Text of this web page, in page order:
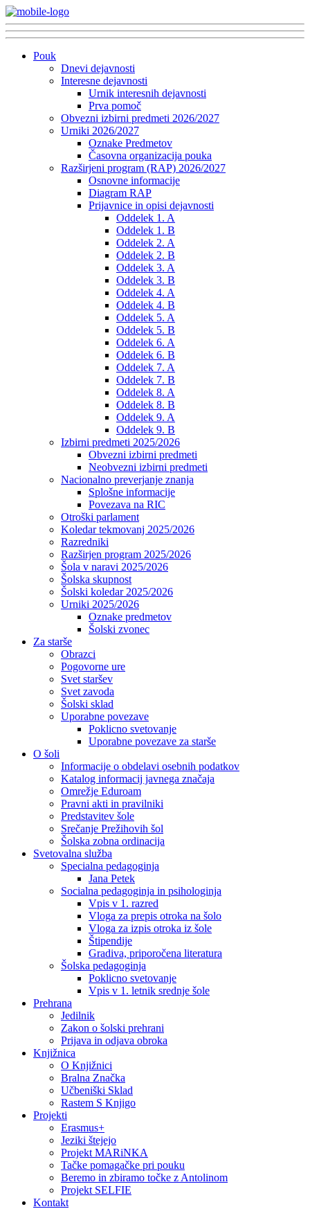
Pouk
Dnevi dejavnosti
Interesne dejavnosti
Urnik interesnih dejavnosti
Prva pomoč
Obvezni izbirni predmeti 2026/2027
Urniki 2026/2027
Oznake Predmetov
Časovna organizacija pouka
Razširjeni program (RAP) 2026/2027
Osnovne informacije
Diagram RAP
Prijavnice in opisi dejavnosti
Oddelek 1. A
Oddelek 1. B
Oddelek 2. A
Oddelek 2. B
Oddelek 3. A
Oddelek 3. B
Oddelek 4. A
Oddelek 4. B
Oddelek 5. A
Oddelek 5. B
Oddelek 6. A
Oddelek 6. B
Oddelek 7. A
Oddelek 7. B
Oddelek 8. A
Oddelek 8. B
Oddelek 9. A
Oddelek 9. B
Izbirni predmeti 2025/2026
Obvezni izbirni predmeti
Neobvezni izbirni predmeti
Nacionalno preverjanje znanja
Splošne informacije
Povezava na RIC
Otroški parlament
Koledar tekmovanj 2025/2026
Razredniki
Razširjen program 2025/2026
Šola v naravi 2025/2026
Šolska skupnost
Šolski koledar 2025/2026
Urniki 2025/2026
Oznake predmetov
Šolski zvonec
Za starše
Obrazci
Pogovorne ure
Svet staršev
Svet zavoda
Šolski sklad
Uporabne povezave
Poklicno svetovanje
Uporabne povezave za starše
O šoli
Informacije o obdelavi osebnih podatkov
Katalog informacij javnega značaja
Omrežje Eduroam
Pravni akti in pravilniki
Predstavitev šole
Srečanje Prežihovih šol
Šolska zobna ordinacija
Svetovalna služba
Specialna pedagoginja
Jana Petek
Socialna pedagoginja in psihologinja
Vpis v 1. razred
Vloga za prepis otroka na šolo
Vloga za izpis otroka iz šole
Štipendije
Gradiva, priporočena literatura
Šolska pedagoginja
Poklicno svetovanje
Vpis v 1. letnik srednje šole
Prehrana
Jedilnik
Zakon o šolski prehrani
Prijava in odjava obroka
Knjižnica
O Knjižnici
Bralna Značka
Učbeniški Sklad
Rastem S Knjigo
Projekti
Erasmus+
Jeziki štejejo
Projekt MARiNKA
Tačke pomagačke pri pouku
Beremo in zbiramo točke z Antolinom
Projekt SELFIE
Kontakt